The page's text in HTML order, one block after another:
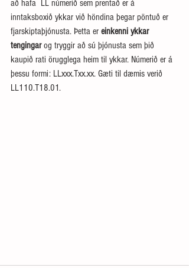
að hafa  LL númerið sem prentað er á
inntaksboxið ykkar við höndina þegar pöntuð er
fjarskiptaþjónusta. Þetta er einkenni ykkar
tengingar og tryggir að sú þjónusta sem þið
kaupið rati örugglega heim til ykkar. Númerið er á
þessu formi: LLxxx.Txx.xx. Gæti til dæmis verið
LL110.T18.01.